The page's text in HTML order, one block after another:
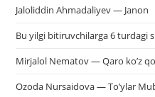
Jaloliddin Ahmadaliyev — Janon
Bu yilgi bitiruvchilarga 6 turdagi
Mirjalol Nematov — Qaro ko’z
Ozoda Nursaidova — To’ylar